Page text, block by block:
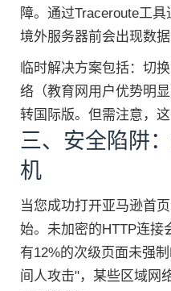
障。通过Traceroute工
境外服务器前会出现数据
临时解决方案包括：切
络（教育网用户优势明
转国际版。但需注意，
三、安全陷阱
机
当您成功打开亚马逊首
始。未加密的HTTP连接
有12%的次级页面未强
间人攻击"，某些区域网